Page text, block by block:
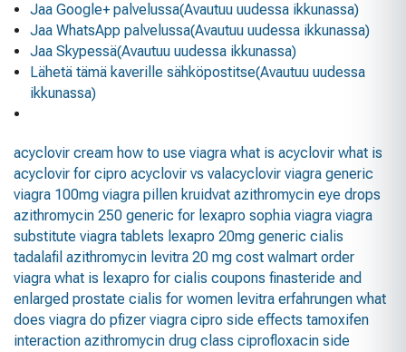
Jaa Google+ palvelussa(Avautuu uudessa ikkunassa)
Jaa WhatsApp palvelussa(Avautuu uudessa ikkunassa)
Jaa Skypessä(Avautuu uudessa ikkunassa)
Lähetä tämä kaverille sähköpostitse(Avautuu uudessa
ikkunassa)
acyclovir cream how to use viagra what is acyclovir what is
acyclovir for cipro acyclovir vs valacyclovir viagra generic
viagra 100mg viagra pillen kruidvat azithromycin eye drops
azithromycin 250 generic for lexapro sophia viagra viagra
substitute viagra tablets lexapro 20mg generic cialis
tadalafil azithromycin levitra 20 mg cost walmart order
viagra what is lexapro for cialis coupons finasteride and
enlarged prostate cialis for women levitra erfahrungen what
does viagra do pfizer viagra cipro side effects tamoxifen
interaction azithromycin drug class ciprofloxacin side